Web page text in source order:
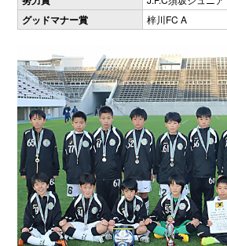
グッドマナー賞 梓川FC A